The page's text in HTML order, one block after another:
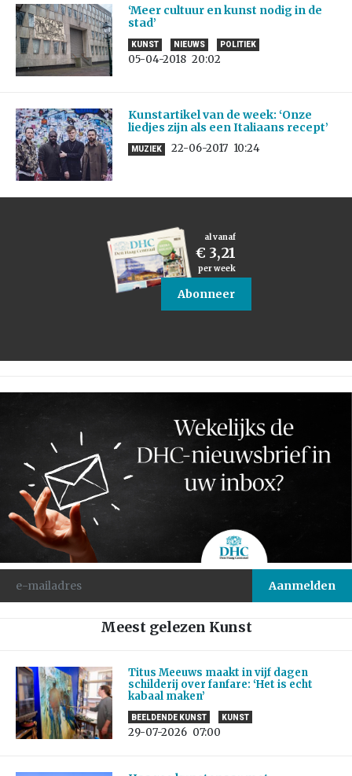
‘Meer cultuur en kunst nodig in de
stad’
KUNST NIEUWS POLITIEK
05-04-2018 20:02
Kunstartikel van de week: ‘Onze
liedjes zijn als een Italiaans recept’
MUZIEK 22-06-2017 10:24
al vanaf
€ 3,21
per week
Abonneer
Meest gelezen Kunst
Titus Meeuws maakt in vijf dagen
schilderij over fanfare: ‘Het is echt
kabaal maken’
BEELDENDE KUNST KUNST
29-07-2026 07:00